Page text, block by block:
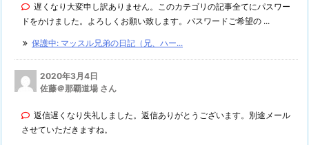
遅くなり大変申し訳ありません。このカテゴリの記事全てにパスワー
ドをかけました。よろしくお願い致します。パスワードご希望の ...
保護中: マッスル兄弟の日記（兄、ハー...
2020年3月4日
佐藤＠那覇道場 さん
返信遅くなり失礼しました。返信ありがとうございます。別途メール
させていただきますね。